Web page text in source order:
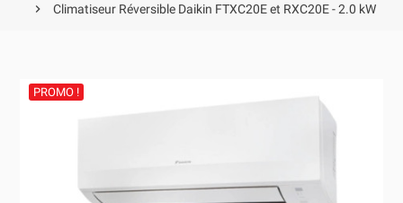

Climatiseur Réversible Daikin FTXC20E et RXC20E - 2.0 kW
PROMO !